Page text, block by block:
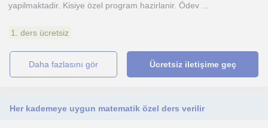
yapilmaktadir. Kisiye özel program hazirlanir. Ödev ...
1. ders ücretsiz
daha fazlasını gör Ücretsiz iletişime geç
Her kademeye uygun matematik özel ders verilir